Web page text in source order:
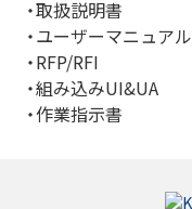
取扱説明書
ユーザーマニュアル
RFP/RFI
組み込みUI&UA
作業指示書